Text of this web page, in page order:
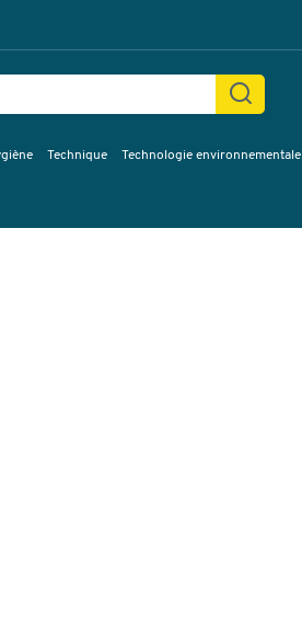
Technique Technologie environnementale
Images Vidéos